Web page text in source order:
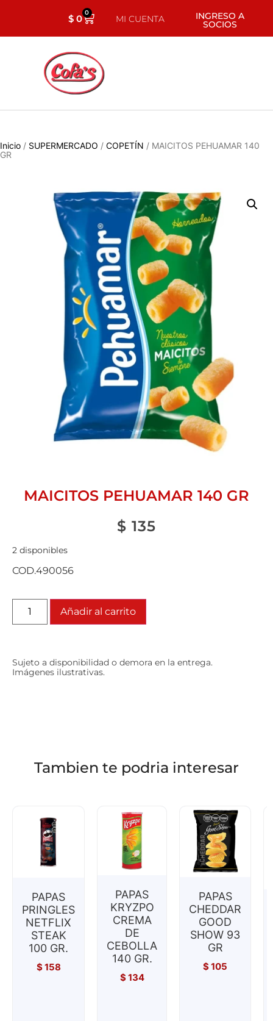
$0 0
MI CUENTA INGRESO A
SOCIOS
Inicio / SUPERMERCADO / COPETÍN / MAICITOS PEHUAMAR 140
GR
MAICITOS PEHUAMAR 140 GR
$ 135
2 disponibles
COD.490056
Añadir al carrito
Sujeto a disponibilidad o demora en la entrega.
Imágenes ilustrativas.
Tambien te podria interesar
PAPAS
PRINGLES
NETFLIX
STEAK
100 GR.
$158
PAPAS
KRYZPO
CREMA
DE
CEBOLLA
140 GR.
$134
PAPAS
CHEDDAR
GOOD
SHOW 93
GR
$105